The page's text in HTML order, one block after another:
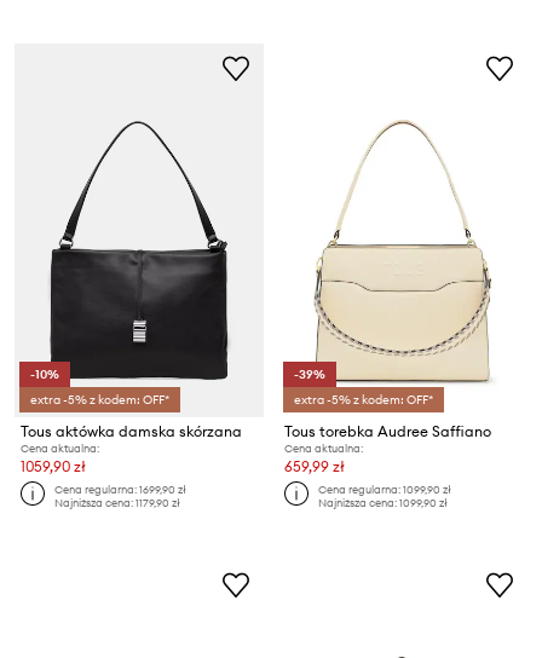
-10%
extra -5% z kodem: OFF*
Tous aktówka damska skórzana
Cena aktualna:
1059,90 zł
Cena regularna:1699,90 zł
Najniższa cena:1179,90 zł
-39%
extra -5% z kodem: OFF*
Tous torebka Audree Saffiano
Cena aktualna:
659,99 zł
Cena regularna:1099,90 zł
Najniższa cena:1099,90 zł